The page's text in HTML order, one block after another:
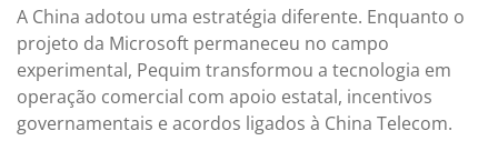
A China adotou uma estratégia diferente. Enquanto o
projeto da Microsoft permaneceu no campo
experimental, Pequim transformou a tecnologia em
operação comercial com apoio estatal, incentivos
governamentais e acordos ligados à China Telecom.